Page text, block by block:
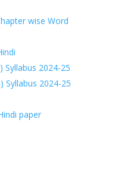
wise Word
Syllabus 2024-25
Syllabus 2024-25
paper